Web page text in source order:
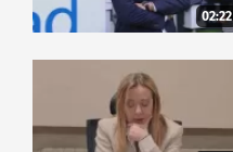
02:22